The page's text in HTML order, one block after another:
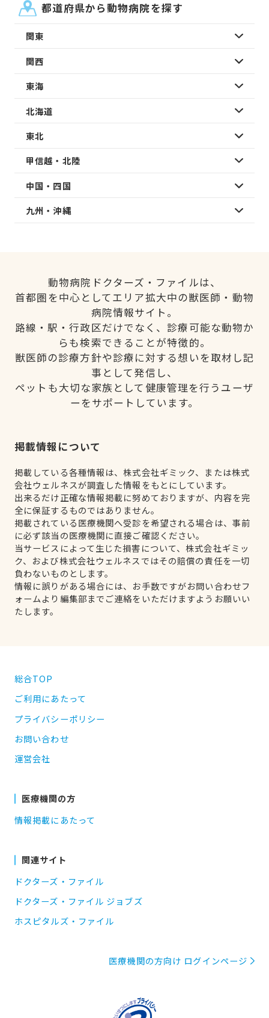
都道府県から動物病院を探す
関東
関西
東海
北海道
東北
甲信越・北陸
中国・四国
九州・沖縄
動物病院ドクターズ・ファイルは、
首都圏を中心としてエリア拡大中の獣医師・動物
病院情報サイト。
路線・駅・行政区だけでなく、診療可能な動物か
らも検索できることが特徴的。
獣医師の診療方針や診療に対する想いを取材し記
事として発信し、
ペットも大切な家族として健康管理を行うユーザ
ーをサポートしています。
掲載情報について
掲載している各種情報は、株式会社ギミック、または株式
会社ウェルネスが調査した情報をもとにしています。
出来るだけ正確な情報掲載に努めておりますが、内容を完
全に保証するものではありません。
掲載されている医療機関へ受診を希望される場合は、事前
に必ず該当の医療機関に直接ご確認ください。
当サービスによって生じた損害について、株式会社ギミッ
ク、および株式会社ウェルネスではその賠償の責任を一切
負わないものとします。
情報に誤りがある場合には、お手数ですがお問い合わせフ
ォームより編集部までご連絡をいただけますようお願いい
たします。
総合TOP
ご利用にあたって
プライバシーポリシー
お問い合わせ
運営会社
医療機関の方
情報掲載にあたって
関連サイト
ドクターズ・ファイル
ドクターズ・ファイル ジョブズ
ホスピタルズ・ファイル
医療機関の方向け ログインページ